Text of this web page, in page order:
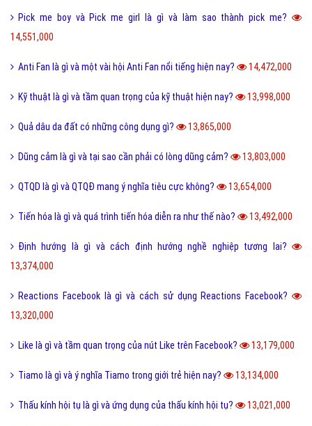
Pick me boy và Pick me girl là gì và làm sao thành pick me?
14,551,000
Anti Fan là gì và một vài hội Anti Fan nổi tiếng hiện nay? 14,472,000
Kỹ thuật là gì và tầm quan trọng của kỹ thuật hiện nay? 13,998,000
Quả dâu da đất có những công dụng gì? 13,865,000
Dũng cảm là gì và tại sao cần phải có lòng dũng cảm? 13,803,000
QTQD là gì và QTQĐ mang ý nghĩa tiêu cực không? 13,654,000
Tiến hóa là gì và quá trình tiến hóa diễn ra như thế nào? 13,492,000
Định hướng là gì và cách định hướng nghề nghiệp tương lai?
13,374,000
Reactions Facebook là gì và cách sử dụng Reactions Facebook?
13,320,000
Like là gì và tầm quan trọng của nút Like trên Facebook? 13,179,000
Tiamo là gì và ý nghĩa Tiamo trong giới trẻ hiện nay? 13,134,000
Thấu kính hội tụ là gì và ứng dụng của thấu kính hội tụ? 13,021,000